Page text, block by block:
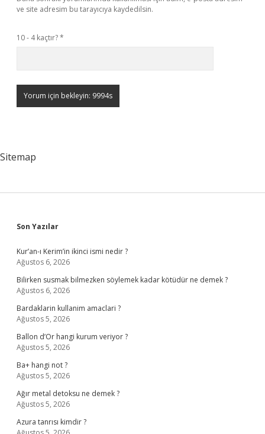
ve site adresim bu tarayıcıya kaydedilsin.
10 - 4 kaçtır?*
Sitemap
Sidebar
Son Yazılar
Kur’an-ı Kerim’in ikinci ismi nedir ?
Ağustos 6, 2026
Bilirken susmak bilmezken söylemek kadar kötüdür ne demek ?
Ağustos 6, 2026
Bardaklarin kullanim amaclari ?
Ağustos 5, 2026
Ballon d’Or hangi kurum veriyor ?
Ağustos 5, 2026
Ba+ hangi not ?
Ağustos 5, 2026
Ağır metal detoksu ne demek ?
Ağustos 5, 2026
Azura tanrısı kimdir ?